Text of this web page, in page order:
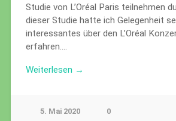
Studie von L’Oréal Paris teilnehmen
dieser Studie hatte ich Gelegenheit
interessantes über den L’Oréal
erfahren….
Weiterlesen →
5. Mai 2020 0